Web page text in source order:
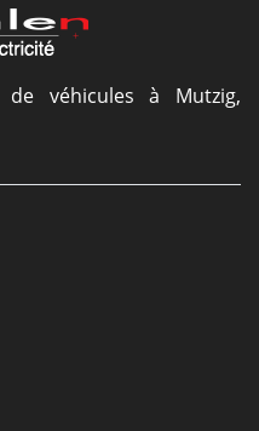
de véhicules à Mutzig,